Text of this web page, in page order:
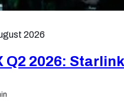
2026
Q2 2026: